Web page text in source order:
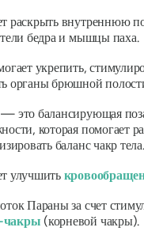
раскрыть внутреннюю
бедра и мышцы паха.
укрепить,
органы брюшной
— это балансирующая
которая помогает
баланс чакр тела.
улучшить
Параны за счет
чакры (корневой чакры).